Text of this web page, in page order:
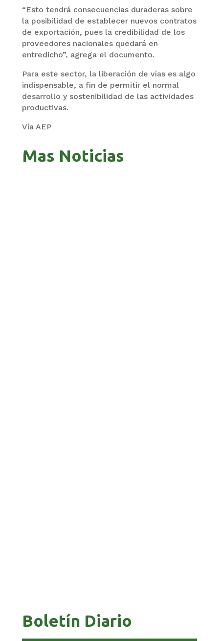
“Esto tendrá consecuencias duraderas sobre
la posibilidad de establecer nuevos contratos
de exportación, pues la credibilidad de los
proveedores nacionales quedará en
entredicho”, agrega el documento.
Para este sector, la liberación de vías es algo
indispensable, a fin de permitir el normal
desarrollo y sostenibilidad de las actividades
productivas.
Vía AEP
Mas Noticias
Boletín Diario